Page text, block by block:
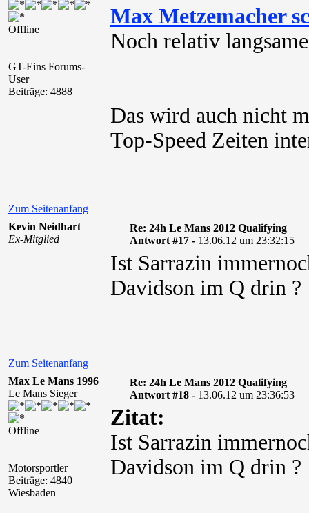
Offline
GT-Eins Forums-
User
Beiträge: 4888
Max Metzemacher
Noch relativ
Das wird auch nicht
Top-Speed Zeiten
Zum Seitenanfang
Kevin Neidhart
Ex-Mitglied
Re: 24h Le Mans 2012 Qualifying
Antwort #17 - 13.06.12 um 23:32:15
Ist Sarrazin
Davidson im Q drin ?
Zum Seitenanfang
Max Le Mans 1996
Le Mans Sieger
Offline
Motorsportler
Beiträge: 4840
Wiesbaden
Re: 24h Le Mans 2012 Qualifying
Antwort #18 - 13.06.12 um 23:36:53
Zitat:
Ist Sarrazin
Davidson im Q drin ?